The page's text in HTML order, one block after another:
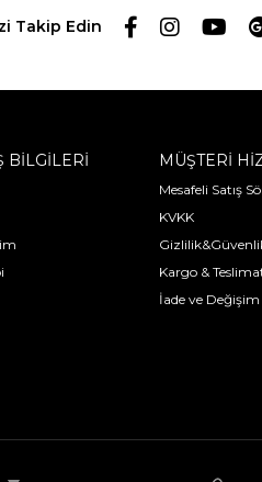
Takip Edin
BİLGİLERİ MÜŞTERİ
Mesafeli Satış
KVKK
Kargo &
İade ve Değişim